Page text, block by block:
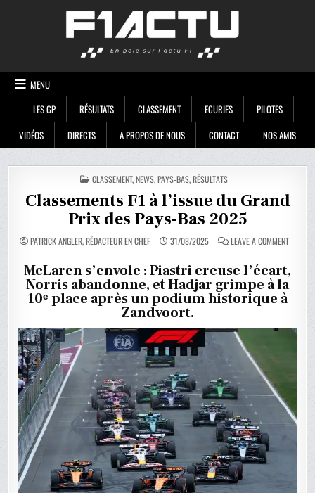
MENU
LES GP
RÉSULTATS CLASSEMENT ECURIES
PILOTES
VIDÉOS
DIRECTS A PROPOS DE NOUS CONTACT NOS AMIS
POSTED
IN
CLASSEMENT,NEWS,PAYS-BAS,RÉSULTATS
Classements F1 à l’issue du Grand
Prix des Pays-Bas 2025
PATRICK ANGLER, RÉDACTEUR EN CHEF 31/08/2025 LEAVE A COMMENTON
L’ISSUE
DU
GRAND
2025
McLaren s’envole : Piastri creuse l’écart,
Norris abandonne, et Hadjar grimpe à la
10ᵉ place après un podium historique à
Zandvoort.